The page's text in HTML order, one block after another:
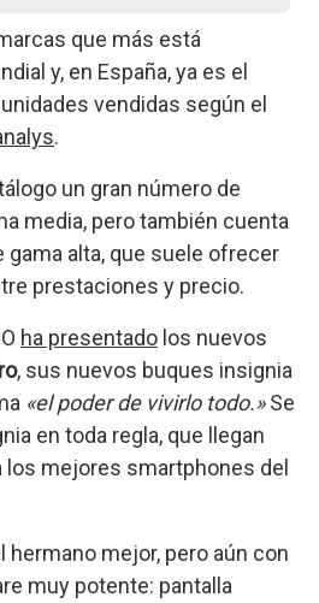
que más está
y, en España, ya es el
vendidas según el
.
un gran número de
media, pero también cuenta
gama alta, que suele ofrecer
prestaciones y precio.
ha presentado los nuevos
, sus nuevos buques insignia
«el poder de vivirlo todo.»Se
en toda regla, que llegan
mejores smartphones del
hermano mejor, pero aún con
muy potente: pantalla